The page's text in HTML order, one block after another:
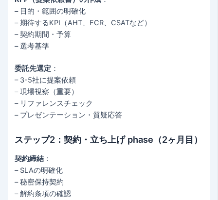
– 目的・範囲の明確化
– 期待するKPI（AHT、FCR、CSATなど）
– 契約期間・予算
– 選考基準
委託先選定 ：
– 3-5社に提案依頼
– 現場視察（重要）
– リファレンスチェック
– プレゼンテーション・質疑応答
ステップ2：契約・立ち上げ phase（2ヶ月目）
契約締結 ：
– SLAの明確化
– 秘密保持契約
– 解約条項の確認